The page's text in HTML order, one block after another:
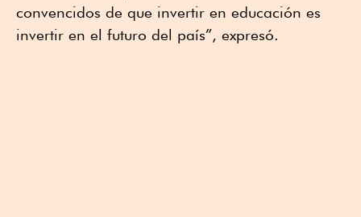
convencidos de que invertir en educación es
invertir en el futuro del país”, expresó.